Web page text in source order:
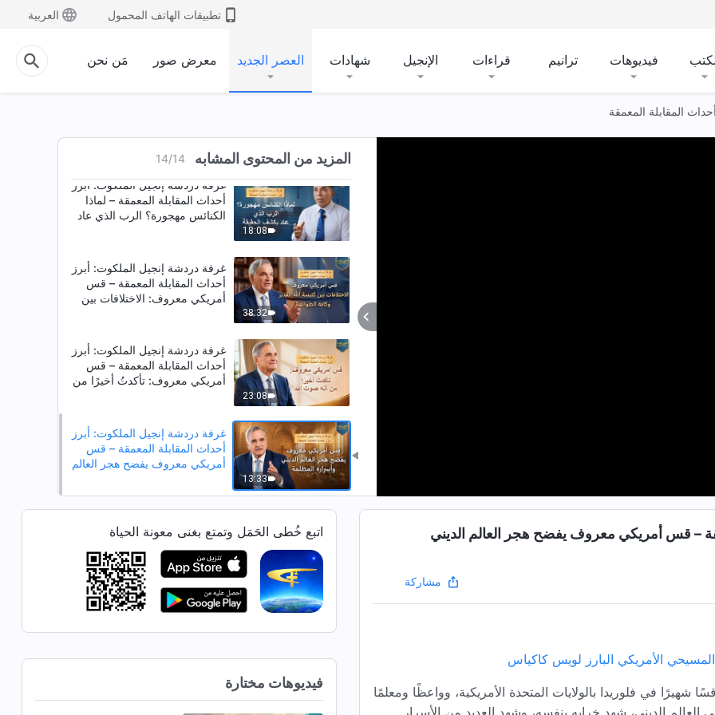
تطبيقات الهاتف المحمول العربية
فيديوهات ترانيم قراءات الإنجيل شهادات العصر الجديد معرض صور مَن نحن
المقابلة المعمقة
المزيد من المحتوى المشابه 14/14
17:47
غرفة دردشة إنجيل الملكوت: أبرز
والمكاسب الروحية
18:08
غرفة دردشة إنجيل الملكوت: أبرز
أحداث المقابلة المعمقة – لماذا
الكنائس مهجورة؟ الرب الذي عاد
38:32
غرفة دردشة إنجيل الملكوت: أبرز
أحداث المقابلة المعمقة – قس
أمريكي معروف: الاختلافات بين
23:08
غرفة دردشة إنجيل الملكوت: أبرز
أحداث المقابلة المعمقة – قس
أمريكي معروف: تأكدتُ أخيرًا من
13:33
غرفة دردشة إنجيل الملكوت: أبرز
أحداث المقابلة المعمقة – قس
أمريكي معروف يفضح هجر العالم
– قس أمريكي معروف يفضح هجر العالم الديني
مشاركة
في فلوريدا بالولايات المتحدة الأمريكية، وواعظًا ومعلمًا
الديني، شهد خرابه بنفسه، وشهد العديد من الأسرار
اتبع خُطى الحَمَل وتمتع بغنى معونة الحياة
فيديوهات مختارة